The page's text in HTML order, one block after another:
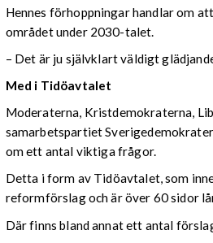
Hennes förhoppningar handlar om
området under 2030-talet.
– Det är ju självklart väldigt
Med i Tidöavtalet
Moderaterna, Kristdemokraterna,
samarbetspartiet
om ett antal viktiga frågor.
Detta i form av Tidöavtalet, som
reformförslag och är över 60 sidor
Där finns bland annat ett antal